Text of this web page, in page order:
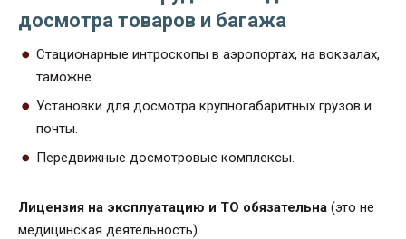
досмотра товаров и багажа
Стационарные интроскопы в аэропортах, на вокзалах,
таможне.
Установки для досмотра крупногабаритных грузов и
почты.
Передвижные досмотровые комплексы.
Лицензия на эксплуатацию и ТО обязательна (это не
медицинская деятельность).